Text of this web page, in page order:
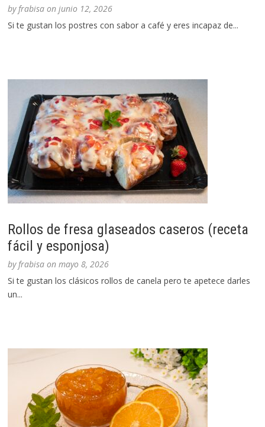
byfrabisa onjunio 12, 2026
Si te gustan los postres con sabor a café y eres incapaz de...
Rollos de fresa glaseados caseros (receta
fácil y esponjosa)
byfrabisa onmayo 8, 2026
Si te gustan los clásicos rollos de canela pero te apetece darles
un...